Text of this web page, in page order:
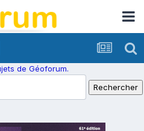
de Géoforum.